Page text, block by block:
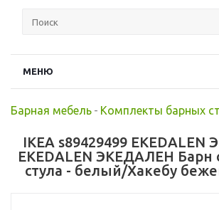
МЕНЮ
Барная мебель - Комплекты барных
IKEA s89429499
EKEDALEN ЭКЕДАЛЕН Барн
стула - белый/Хакебу